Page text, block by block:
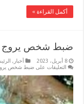
أكمل القراءة »
ضبط شخص يروج
8 أبريل، 2023 أخبار ,
التعليقات على ضبط شخص يروج